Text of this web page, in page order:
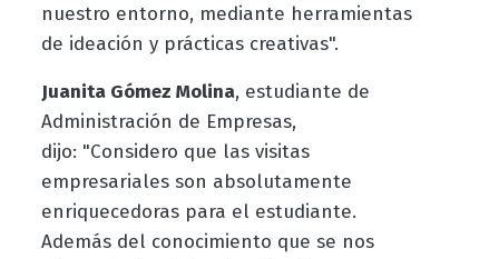
nuestro entorno, mediante herramientas
de ideación y prácticas creativas".
Juanita Gómez Molina, estudiante de
Administración de Empresas,
dijo: "Considero que las visitas
empresariales son absolutamente
enriquecedoras para el estudiante.
Además del conocimiento que se nos